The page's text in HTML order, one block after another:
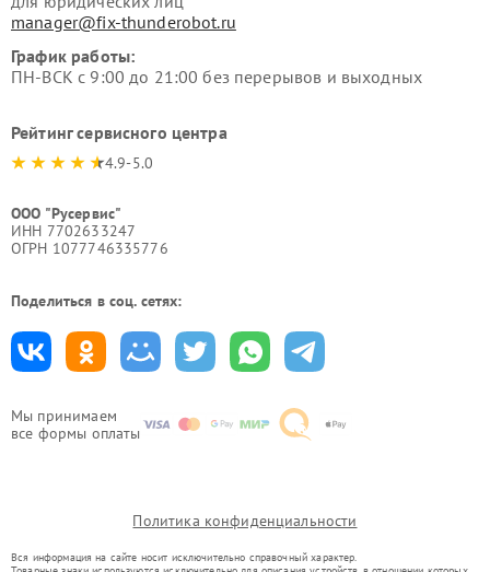
Мы принимаем
все формы оплаты
manager@fix-thunderobot.ru
График работы:
ПН-ВСК с 9:00 до 21:00 без перерывов и выходных
Рейтинг сервисного центра
4.9-5.0
ООО "Русервис"
ИНН 7702633247
ОГРН 1077746335776
Поделиться в соц. сетях:
Политика конфиденциальности
Вся информация на сайте носит исключительно справочный характер.